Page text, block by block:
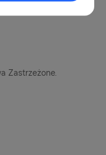
Zastrzeżone.